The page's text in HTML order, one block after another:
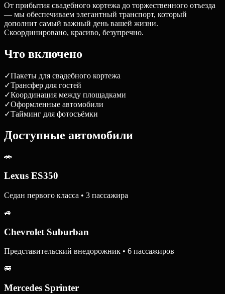
От прибытия свадебного кортежа до торжественного отъезда
— мы обеспечиваем элегантный транспорт, который
дополнит самый важный день вашей жизни.
Скоординировано, красиво, безупречно.
Что включено
✓Пакеты для свадебного кортежа
✓Трансфер для гостей
✓Координация между площадками
✓Оформленные автомобили
✓Тайминг для фотосъёмки
Доступные автомобили
🚗
Lexus ES350
Седан первого класса • 3 пассажира
🚙
Chevrolet Suburban
Представительский внедорожник • 6 пассажиров
🚐
Mercedes Sprinter